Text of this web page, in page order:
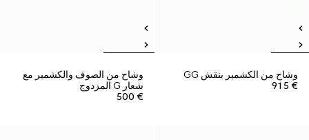
وشاح من الكشمير بنقش GG
€ 915
وشاح من الصوف والكشمير مع
شعار G المزدوج
€ 500